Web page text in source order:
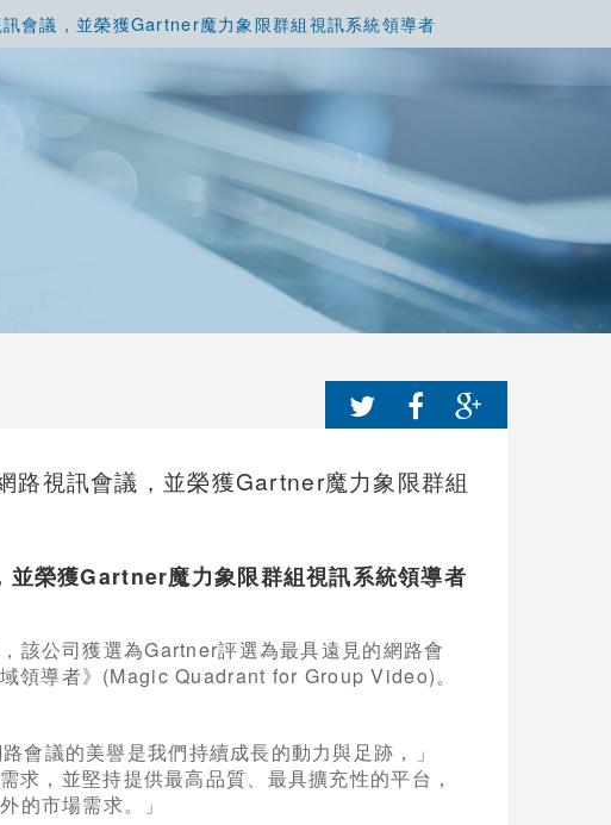
議，並榮獲Gartner魔力象限群組視訊系統領導者
視訊會議，並榮獲Gartner魔力象限群組
榮獲Gartner魔力象限群組視訊系統領導者
該公司獲選為Gartner評選為最具遠見的網路會
領導者》(Magic Quadrant for Group Video)。
議的美譽是我們持續成長的動力與足跡，」
求，並堅持提供最高品質、最具擴充性的平台，
的市場需求。」